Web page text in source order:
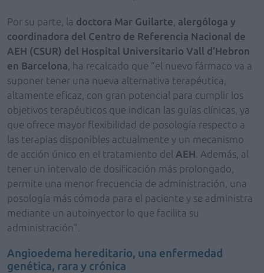
Por su parte, la doctora Mar Guilarte alergóloga y
coordinadora del Centro de Referencia Nacional de
AEH (CSUR) del Hospital Universitario Vall d’Hebron
en Barcelona , ha recalcado que “el nuevo fármaco va a
suponer tener una nueva alternativa terapéutica,
altamente eficaz, con gran potencial para cumplir los
objetivos terapéuticos que indican las guías clínicas, ya
que ofrece mayor flexibilidad de posología respecto a
las terapias disponibles actualmente y un mecanismo
de acción único en el tratamiento del AEH . Además, al
tener un intervalo de dosificación más prolongado,
permite una menor frecuencia de administración, una
posología más cómoda para el paciente y se administra
mediante un autoinyector lo que facilita su
administración”.
Angioedema hereditario, una enfermedad
genética, rara y crónica